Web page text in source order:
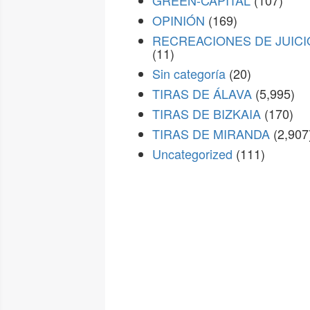
OPINIÓN (169)
RECREACIONES DE
(11)
Sin categoría (20)
TIRAS DE ÁLAVA (5,995)
TIRAS DE BIZKAIA (170)
TIRAS DE MIRANDA
Uncategorized (111)